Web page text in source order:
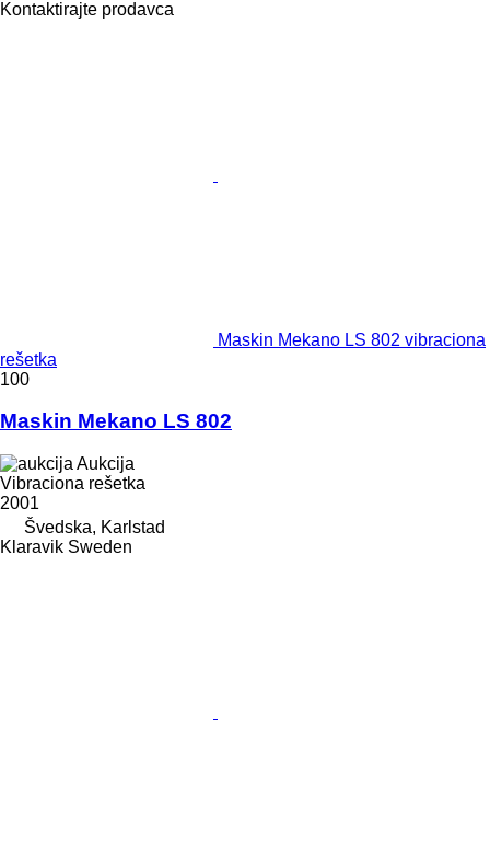
Kontaktirajte prodavca
Maskin Mekano LS 802 vibraciona
rešetka
100
Maskin Mekano LS 802
Aukcija
Vibraciona rešetka
2001
Švedska, Karlstad
Klaravik Sweden